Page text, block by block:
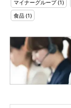
マイナーグループ(1)
食品 (1)